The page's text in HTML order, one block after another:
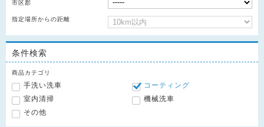
市区郡
指定場所からの距離
条件検索
商品カテゴリ
手洗い洗車
コーティング
室内清掃
機械洗車
その他